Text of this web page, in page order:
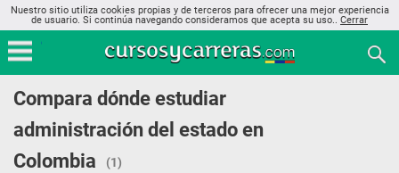
Nuestro sitio utiliza cookies propias y de terceros para ofrecer una mejor experiencia
de usuario. Si continúa navegando consideramos que acepta su uso.. Cerrar
Compara dónde estudiar
administración del estado en
Colombia
(1)